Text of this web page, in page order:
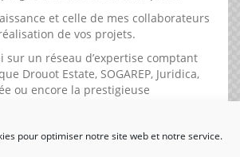
pour optimiser notre site web et notre service.
et celle de mes collaborateurs
de vos projets.
sur un réseau d’expertise comptant
Drouot Estate, SOGAREP, Juridica,
ou encore la prestigieuse